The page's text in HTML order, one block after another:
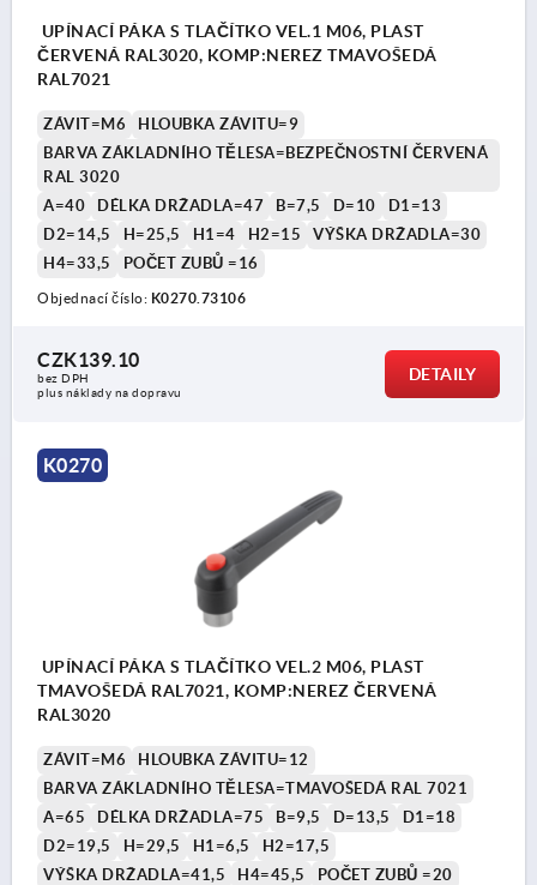
UPÍNACÍ PÁKA S TLAČÍTKO VEL.1 M06, PLAST
ČERVENÁ RAL3020, KOMP:NEREZ TMAVOŠEDÁ
RAL7021
ZÁVIT=M6
HLOUBKA ZÁVITU=9
BARVA ZÁKLADNÍHO TĚLESA=BEZPEČNOSTNÍ ČERVENÁ
RAL 3020
A=40
DÉLKA DRŽADLA=47 B=7,5 D=10
D1=13
D2=14,5
H=25,5 H1=4 H2=15
VÝŠKA DRŽADLA=30
H4=33,5
POČET ZUBŮ =16
Objednací číslo: K0270.73106
CZK139.10
bez DPH
plus náklady na dopravu
DETAILY
K0270
UPÍNACÍ PÁKA S TLAČÍTKO VEL.2 M06, PLAST
TMAVOŠEDÁ RAL7021, KOMP:NEREZ ČERVENÁ
RAL3020
ZÁVIT=M6
HLOUBKA ZÁVITU=12
BARVA ZÁKLADNÍHO TĚLESA=TMAVOŠEDÁ RAL 7021
A=65
DÉLKA DRŽADLA=75 B=9,5 D=13,5
D1=18
D2=19,5
H=29,5 H1=6,5
H2=17,5
VÝŠKA DRŽADLA=41,5
H4=45,5 POČET ZUBŮ =20